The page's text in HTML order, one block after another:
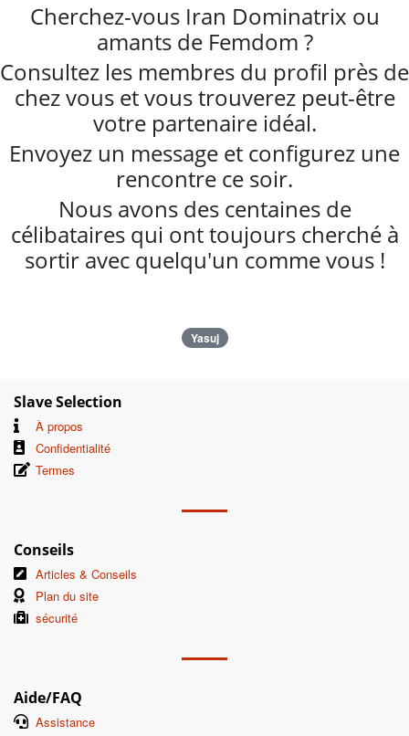
Cherchez-vous Iran Dominatrix ou
amants de Femdom ?
Consultez les membres du profil près de
chez vous et vous trouverez peut-être
votre partenaire idéal.
Envoyez un message et configurez une
rencontre ce soir.
Nous avons des centaines de
célibataires qui ont toujours cherché à
sortir avec quelqu'un comme vous !
Yasuj
Slave Selection
À propos
Confidentialité
Termes
Conseils
Articles & Conseils
Plan du site
sécurité
Aide/FAQ
Assistance